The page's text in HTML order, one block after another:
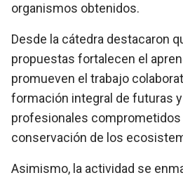
organismos obtenidos.
Desde la cátedra destacaron
propuestas fortalecen el
promueven el trabajo
formación integral de futuras
profesionales comprometidos
conservación de los
Asimismo, la actividad se